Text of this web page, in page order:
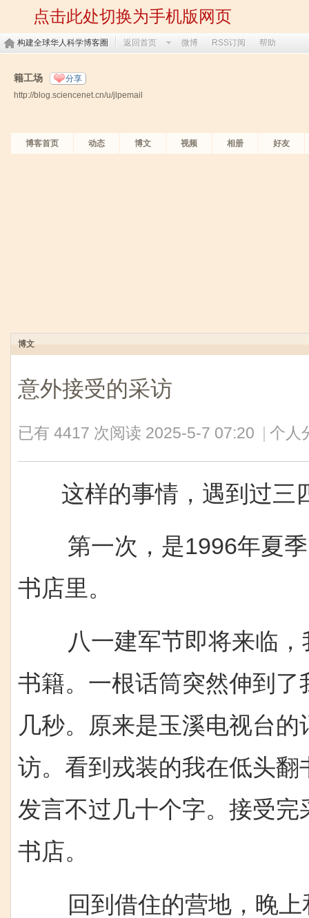
点击此处切换为手机版网页
构建全球华人科学博客圈 返回首页 微博 RSS订阅 帮助
籍工场 分享
http://blog.sciencenet.cn/u/jlpemail
博客首页 动态 博文 视频 相册 好友
博文
意外接受的采访
已有 4417 次阅读 2025-5-7 07:20 个人
这样的事情，遇到过三
第一次，是1996年夏季
书店里。
八一建军节即将来临，
书籍。一根话筒突然伸到
几秒。原来是玉溪电视台
访。看到戎装的我在低头
发言不过几十个字。接受
书店。
回到借住的营地，晚上